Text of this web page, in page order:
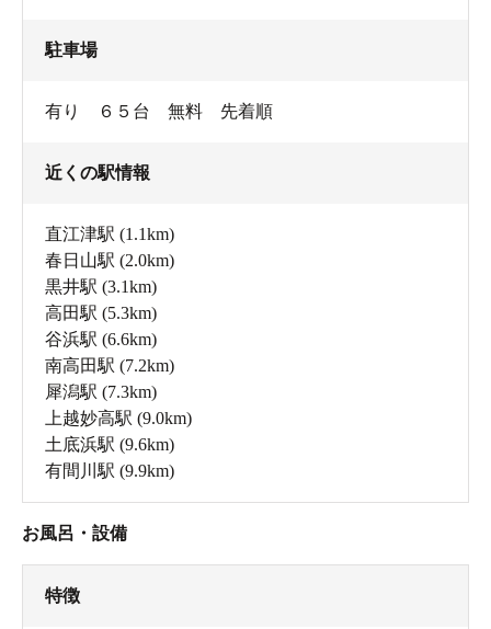
駐車場
有り ６５台 無料 先着順
近くの駅情報
直江津駅 (1.1km)
春日山駅 (2.0km)
黒井駅 (3.1km)
高田駅 (5.3km)
谷浜駅 (6.6km)
南高田駅 (7.2km)
犀潟駅 (7.3km)
上越妙高駅 (9.0km)
土底浜駅 (9.6km)
有間川駅 (9.9km)
お風呂・設備
特徴